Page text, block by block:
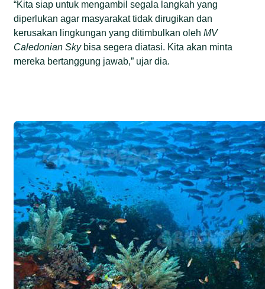
“Kita siap untuk mengambil segala langkah yang
diperlukan agar masyarakat tidak dirugikan dan
kerusakan lingkungan yang ditimbulkan olehMV
Caledonian Skybisa segera diatasi. Kita akan minta
mereka bertanggung jawab,” ujar dia.